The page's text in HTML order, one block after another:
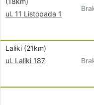
ul. 11 Listopada 1
Laliki (21km)
ul. Laliki 187